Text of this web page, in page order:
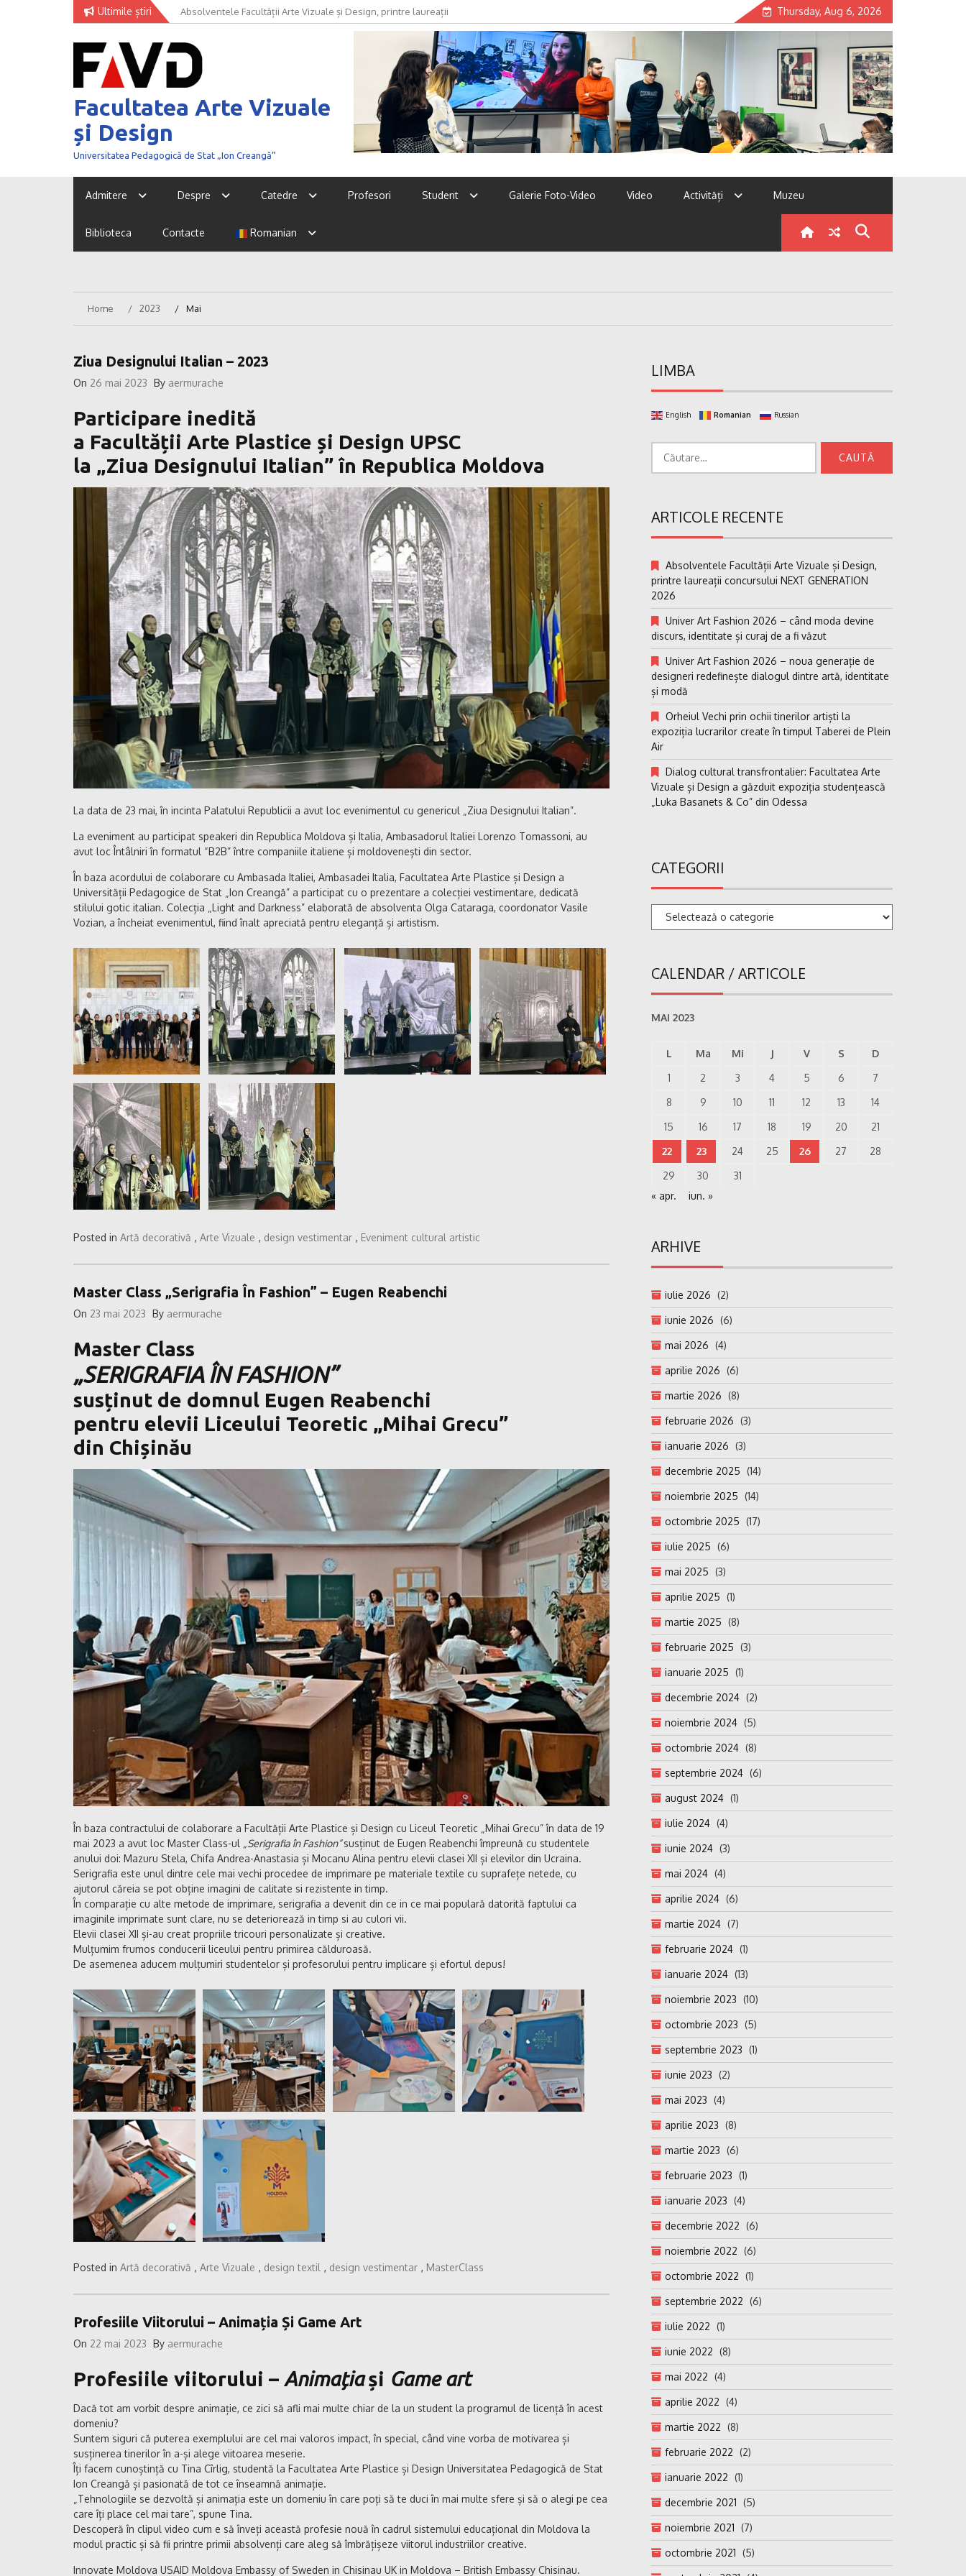
Ultimile știri
Absolventele Facultății Arte Vizuale și Design, printre laureații
concursului NEXT GENERATION 2026
Thursday, Aug 6, 2026
Facultatea Arte Vizuale
și Design
Universitatea Pedagogică de Stat „Ion Creangă”
Admitere Despre Catedre Profesori Student Galerie Foto-Video Video Activități Muzeu
Biblioteca Contacte Romanian
Home 2023 Mai
Ziua Designului Italian – 2023
On 26 mai 2023 By aermurache
Participare inedită
a Facultății Arte Plastice și Design UPSC
la „Ziua Designului Italian” în Republica Moldova
La data de 23 mai, în incinta Palatului Republicii a avut loc evenimentul cu genericul „Ziua Designului Italian”.
La eveniment au participat speakeri din Republica Moldova și Italia, Ambasadorul Italiei Lorenzo Tomassoni, au
avut loc Întâlniri în formatul “B2B” între companiile italiene și moldovenești din sector.
În baza acordului de colaborare cu Ambasada Italiei, Ambasadei Italia, Facultatea Arte Plastice și Design a
Universității Pedagogice de Stat „Ion Creangă” a participat cu o prezentare a colecției vestimentare, dedicată
stilului gotic italian. Colecția „Light and Darkness” elaborată de absolventa Olga Cataraga, coordonator Vasile
Vozian, a încheiat evenimentul, fiind înalt apreciată pentru eleganță și artistism.
Posted in Artă decorativă , Arte Vizuale , design vestimentar , Eveniment cultural artistic
Master Class „Serigrafia În Fashion” – Eugen Reabenchi
On 23 mai 2023 By aermurache
Master Class
„SERIGRAFIA ÎN FASHION”
susținut de domnul Eugen Reabenchi
pentru elevii Liceului Teoretic „Mihai Grecu”
din Chișinău
În baza contractului de colaborare a Facultății Arte Plastice și Design cu Liceul Teoretic „Mihai Grecu” în data de 19
mai 2023 a avut loc Master Class-ul „Serigrafia în Fashion”susținut de Eugen Reabenchi împreună cu studentele
anului doi: Mazuru Stela, Chifa Andrea-Anastasia și Mocanu Alina pentru elevii clasei XII și elevilor din Ucraina.
Serigrafia este unul dintre cele mai vechi procedee de imprimare pe materiale textile cu suprafețe netede, cu
ajutorul căreia se pot obține imagini de calitate si rezistente in timp.
În comparație cu alte metode de imprimare, serigrafia a devenit din ce in ce mai populară datorită faptului ca
imaginile imprimate sunt clare, nu se deteriorează in timp si au culori vii.
Elevii clasei XII și-au creat propriile tricouri personalizate și creative.
Mulțumim frumos conducerii liceului pentru primirea călduroasă.
De asemenea aducem mulțumiri studentelor și profesorului pentru implicare și efortul depus!
Posted in Artă decorativă , Arte Vizuale , design textil , design vestimentar , MasterClass
Profesiile Viitorului – Animația Și Game Art
On 22 mai 2023 By aermurache
Profesiile viitorului – Animațiași Game art
Dacă tot am vorbit despre animație, ce zici să afli mai multe chiar de la un student la programul de licență în acest
domeniu?
Suntem siguri că puterea exemplului are cel mai valoros impact, în special, când vine vorba de motivarea și
susținerea tinerilor în a-și alege viitoarea meserie.
Îți facem cunoștință cu Tina Cîrlig, studentă la Facultatea Arte Plastice și Design Universitatea Pedagogică de Stat
Ion Creangă și pasionată de tot ce înseamnă animație.
„Tehnologiile se dezvoltă și animația este un domeniu în care poți să te duci în mai multe sfere și să o alegi pe cea
care îți place cel mai tare”, spune Tina.
Descoperă în clipul video cum e să înveți această profesie nouă în cadrul sistemului educațional din Moldova la
modul practic și să fii printre primii absolvenți care aleg să îmbrățișeze viitorul industriilor creative.
Innovate Moldova USAID Moldova Embassy of Sweden in Chisinau UK in Moldova – British Embassy Chisinau.
LIMBA
English Romanian Russian
după:
ARTICOLE RECENTE
Absolventele Facultății Arte Vizuale și Design,
printre laureații concursului NEXT GENERATION
2026
Univer Art Fashion 2026 – când moda devine
discurs, identitate și curaj de a fi văzut
Univer Art Fashion 2026 – noua generație de
designeri redefinește dialogul dintre artă, identitate
și modă
Orheiul Vechi prin ochii tinerilor artiști la
expoziția lucrarilor create în timpul Taberei de Plein
Air
Dialog cultural transfrontalier: Facultatea Arte
Vizuale și Design a găzduit expoziția studențească
„Luka Basanets & Co” din Odessa
CATEGORII
Categorii
CALENDAR / ARTICOLE
MAI 2023
L Ma Mi J V S
D
1
2 3 4 5 6
7
8
9 10 11 12 13
14
15
16 17 18 19 20
21
22
23 24 25 26 27
28
29
30
31
« apr.
iun. »
ARHIVE
iulie 2026 (2)
iunie 2026 (6)
mai 2026 (4)
aprilie 2026 (6)
martie 2026 (8)
februarie 2026 (3)
ianuarie 2026 (3)
decembrie 2025 (14)
noiembrie 2025 (14)
octombrie 2025 (17)
iulie 2025 (6)
mai 2025 (3)
aprilie 2025 (1)
martie 2025 (8)
februarie 2025 (3)
ianuarie 2025 (1)
decembrie 2024 (2)
noiembrie 2024 (5)
octombrie 2024 (8)
septembrie 2024 (6)
august 2024 (1)
iulie 2024 (4)
iunie 2024 (3)
mai 2024 (4)
aprilie 2024 (6)
martie 2024 (7)
februarie 2024 (1)
ianuarie 2024 (13)
noiembrie 2023 (10)
octombrie 2023 (5)
septembrie 2023 (1)
iunie 2023 (2)
mai 2023 (4)
aprilie 2023 (8)
martie 2023 (6)
februarie 2023 (1)
ianuarie 2023 (4)
decembrie 2022 (6)
noiembrie 2022 (6)
octombrie 2022 (1)
septembrie 2022 (6)
iulie 2022 (1)
iunie 2022 (8)
mai 2022 (4)
aprilie 2022 (4)
martie 2022 (8)
februarie 2022 (2)
ianuarie 2022 (1)
decembrie 2021 (5)
noiembrie 2021 (7)
octombrie 2021 (5)